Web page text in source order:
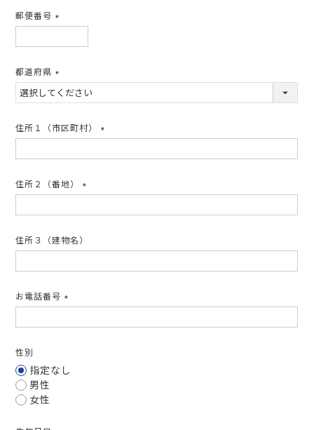
郵便番号
須)
都道府県
(必
須)
住所１（市区町村）
須)
住所２（番地）
須)
住所３（建物名）
お電話番号
須)
性別
指定なし
男性
女性